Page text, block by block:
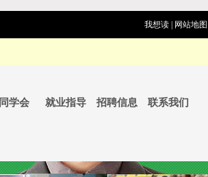
我想读 网站地图
同学会 就业指导 招聘信息 联系我们